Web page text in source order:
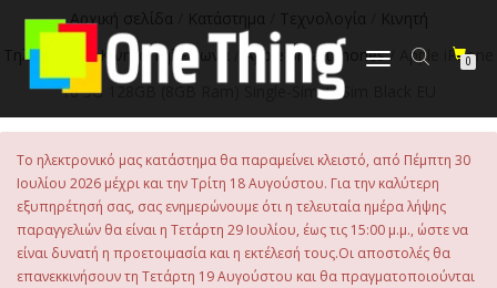
περιεχόμενο
Εναλλαγή
0
Αρχική σελίδα Κατάστημα Τεχνολογία
Κινητή
Τηλεφωνία
/Κινητά Τηλέφωνα Apple Smartphones/ Apple iPhone
16 5G 128GB (8GB Ram) Single-Sim +eSim Black EU
Το ηλεκτρονικό μας κατάστημα θα παραμείνει κλειστό, από Πέμπτη 30
Ιουλίου 2026 μέχρι και την Τρίτη 18 Αυγούστου. Για την καλύτερη
εξυπηρέτησή σας, σας ενημερώνουμε ότι η τελευταία ημέρα λήψης
παραγγελιών θα είναι η Τετάρτη 29 Ιουλίου, έως τις 15:00 μ.μ., ώστε να
είναι δυνατή η προετοιμασία και η εκτέλεσή τους.Οι αποστολές θα
επανεκκινήσουν τη Τετάρτη 19 Αυγούστου και θα πραγματοποιούνται